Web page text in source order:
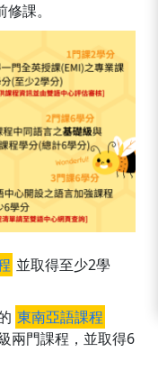
課。
並取得至少2學
東南亞語課程
兩門課程，並取得6